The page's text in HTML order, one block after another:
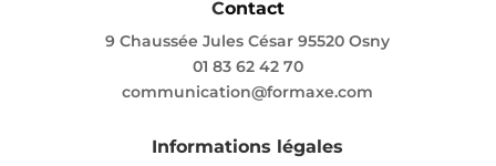
Contact
9 Chaussée Jules César 95520 Osny
01 83 62 42 70
communication@formaxe.com
Informations légales